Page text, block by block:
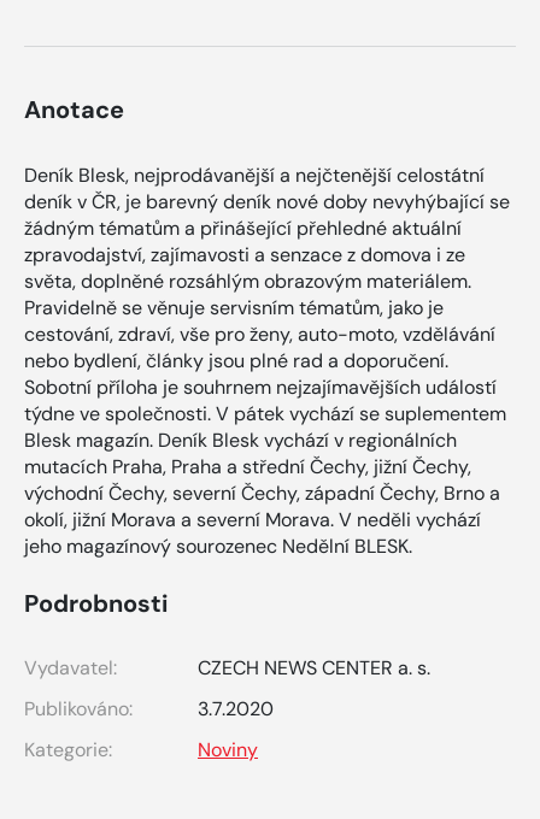
Anotace
Deník Blesk, nejprodávanější a nejčtenější celostátní
deník v ČR, je barevný deník nové doby nevyhýbající se
žádným tématům a přinášející přehledné aktuální
zpravodajství, zajímavosti a senzace z domova i ze
světa, doplněné rozsáhlým obrazovým materiálem.
Pravidelně se věnuje servisním tématům, jako je
cestování, zdraví, vše pro ženy, auto-moto, vzdělávání
nebo bydlení, články jsou plné rad a doporučení.
Sobotní příloha je souhrnem nejzajímavějších událostí
týdne ve společnosti. V pátek vychází se suplementem
Blesk magazín. Deník Blesk vychází v regionálních
mutacích Praha, Praha a střední Čechy, jižní Čechy,
východní Čechy, severní Čechy, západní Čechy, Brno a
okolí, jižní Morava a severní Morava. V neděli vychází
jeho magazínový sourozenec Nedělní BLESK.
Podrobnosti
Vydavatel:
CZECH NEWS CENTER a. s.
Publikováno:
3.7.2020
Kategorie:
Noviny